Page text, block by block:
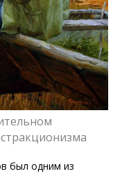
был одним из